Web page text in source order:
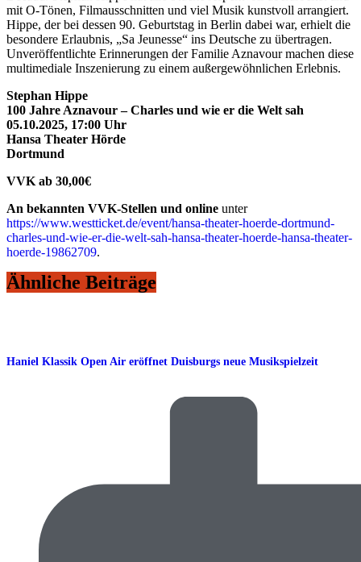
mit O-Tönen, Filmausschnitten und viel Musik kunstvoll arrangiert.
Hippe, der bei dessen 90. Geburtstag in Berlin dabei war, erhielt die
besondere Erlaubnis, „Sa Jeunesse“ ins Deutsche zu übertragen.
Unveröffentlichte Erinnerungen der Familie Aznavour machen diese
multimediale Inszenierung zu einem außergewöhnlichen Erlebnis.
Stephan Hippe
100 Jahre Aznavour – Charles und wie er die Welt sah
05.10.2025, 17:00 Uhr
Hansa Theater Hörde
Dortmund
VVK ab 30,00€
An bekannten VVK-Stellen und online unter
https://www.westticket.de/event/hansa-theater-hoerde-dortmund-
charles-und-wie-er-die-welt-sah-hansa-theater-hoerde-hansa-theater-
hoerde-19862709.
Ähnliche Beiträge
Haniel Klassik Open Air eröffnet Duisburgs neue Musikspielzeit